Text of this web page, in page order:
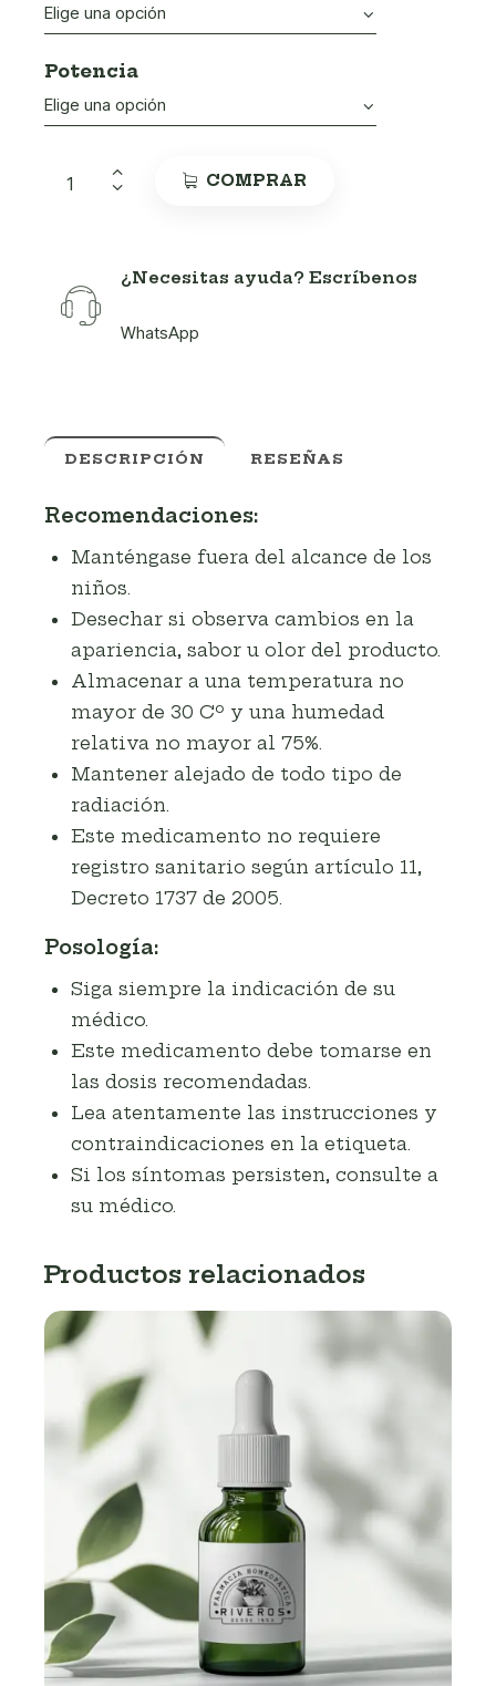
Potencia
COMPRAR
¿Necesitas ayuda? Escríbenos
WhatsApp
DESCRIPCIÓN RESEÑAS
Recomendaciones:
Manténgase fuera del alcance de los
niños.
Desechar si observa cambios en la
apariencia, sabor u olor del producto.
Almacenar a una temperatura no
mayor de 30 Cº y una humedad
relativa no mayor al 75%.
Mantener alejado de todo tipo de
radiación.
Este medicamento no requiere
registro sanitario según artículo 11,
Decreto 1737 de 2005.
Posología:
Siga siempre la indicación de su
médico.
Este medicamento debe tomarse en
las dosis recomendadas.
Lea atentamente las instrucciones y
contraindicaciones en la etiqueta.
Si los síntomas persisten, consulte a
su médico.
Productos relacionados